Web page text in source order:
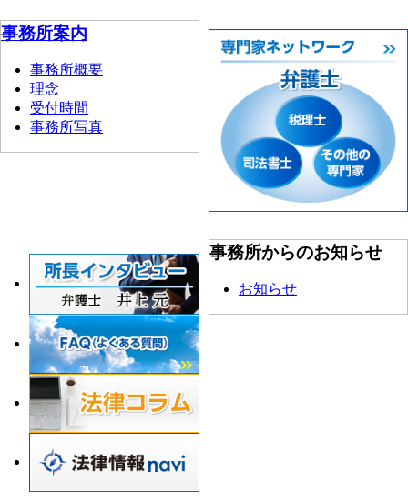
事務所案内
事務所概要
理念
受付時間
事務所写真
事務所からのお知らせ
お知らせ